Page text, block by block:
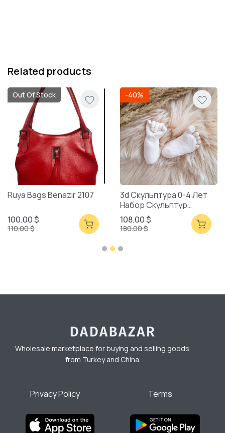
Related products
Out Of Stock
Ruya Bags Benazir 2107
100.00 $
110.00 $
-40%
3d Скульптура 0-4 Лет
Набор Скульптур
Смешанная Упаковка
108.00 $
180.00 $
Wholesale marketplace for buying and selling goods
from Turkey and China
Privacy Policy Terms